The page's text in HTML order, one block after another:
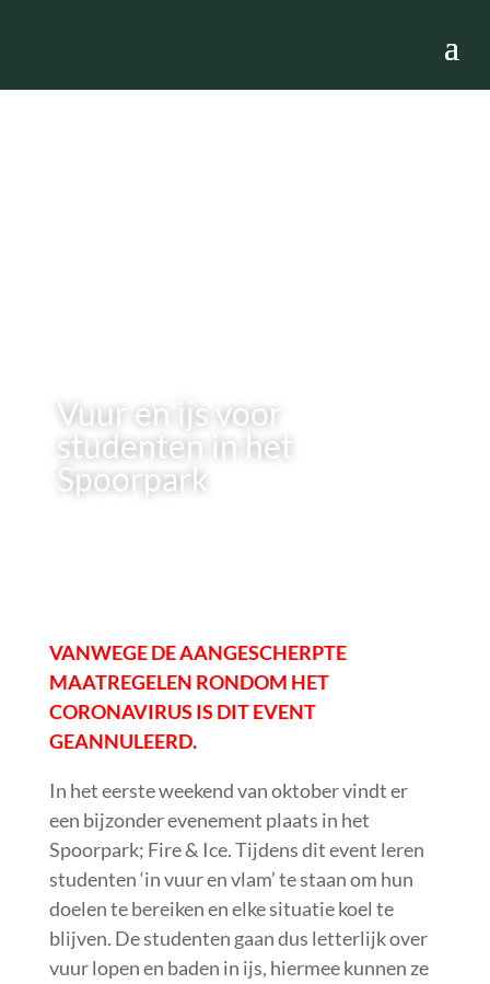
Vuur en ijs voor
studenten in het
Spoorpark
VANWEGE DE AANGESCHERPTE
MAATREGELEN RONDOM HET
CORONAVIRUS IS DIT EVENT
GEANNULEERD.
In het eerste weekend van oktober vindt er
een bijzonder evenement plaats in het
Spoorpark; Fire & Ice. Tijdens dit event leren
studenten ‘in vuur en vlam’ te staan om hun
doelen te bereiken en elke situatie koel te
blijven. De studenten gaan dus letterlijk over
vuur lopen en baden in ijs, hiermee kunnen ze